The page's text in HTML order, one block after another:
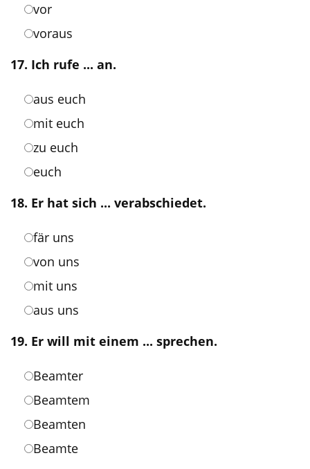
vor
voraus
17. Ich rufe ... an.
aus euch
mit euch
zu euch
euch
18. Er hat sich ... verabschiedet.
fär uns
von uns
mit uns
aus uns
19. Er will mit einem ... sprechen.
Beamter
Beamtem
Beamten
Beamte